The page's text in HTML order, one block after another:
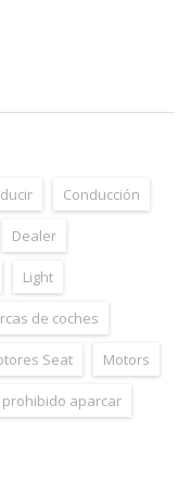
Conducción
Dealer
Light
de coches
Seat Motors
prohibido aparcar